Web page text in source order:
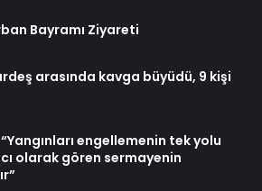
Bayramı Ziyareti
arasında kavga büyüdü, 9 kişi
“Yangınları engellemenin tek yolu
olarak gören sermayenin